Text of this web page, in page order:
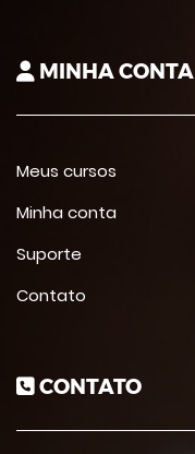
MINHA CONTA
Meus cursos
Minha conta
Suporte
Contato
CONTATO